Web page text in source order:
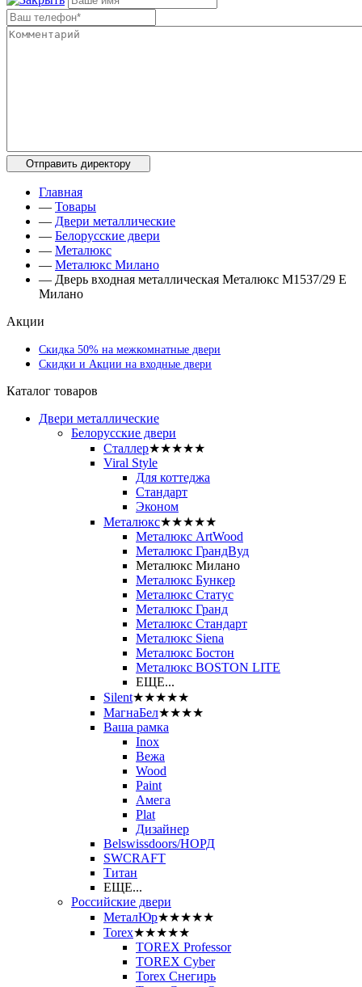
Главная
— Товары
— Двери металлические
— Белорусские двери
— Металюкс
— Металюкс Милано
— Дверь входная металлическая Металюкс М1537/29 E
Милано
Акции
Скидка 50% на межкомнатные двери
Скидки и Акции на входные двери
Каталог товаров
Двери металлические
Белорусские двери
Сталлер★★★★★
Viral Style
Для коттеджа
Стандарт
Эконом
Металюкс★★★★★
Металюкс ArtWood
Металюкс ГрандВуд
Металюкс Милано
Металюкс Бункер
Металюкс Статус
Металюкс Гранд
Металюкс Стандарт
Металюкс Siena
Металюкс Бостон
Металюкс BOSTON LITE
ЕЩЕ...
Silent★★★★★
МагнаБел★★★★
Ваша рамка
Inox
Вежа
Wood
Paint
Амега
Plat
Дизайнер
Belswissdoors/НОРД
SWCRAFT
Титан
ЕЩЕ...
Российские двери
МеталЮр★★★★★
Torex★★★★★
TOREX Professor
TOREX Cyber
Torex Снегирь